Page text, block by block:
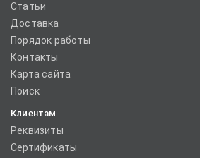
Статьи
Доставка
Порядок работы
Контакты
Карта сайта
Поиск
Клиентам
Реквизиты
Сертификаты